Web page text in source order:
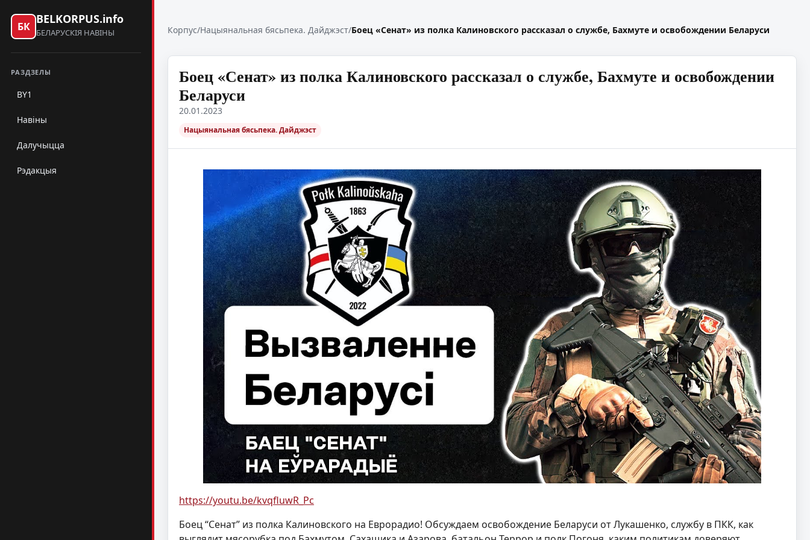
БК
BELKORPUS.info
БЕЛАРУСКІЯ НАВІНЫ
РАЗДЗЕЛЫ
BY1
Навіны
Далучыцца
Рэдакцыя
Корпус/Нацыянальная бясьпека. Дайджэст/Боец «Сенат» из полка Калиновского рассказал о службе, Бахмуте и освобождении Беларуси
Боец «Сенат» из полка Калиновского рассказал о службе, Бахмуте и освобождении
Беларуси
20.01.2023
Нацыянальная бясьпека. Дайджэст
https://youtu.be/kvqfluwR_Pc
Боец “Сенат” из полка Калиновского на Еврорадио! Обсуждаем освобождение Беларуси от Лукашенко, службу в ПКК, как